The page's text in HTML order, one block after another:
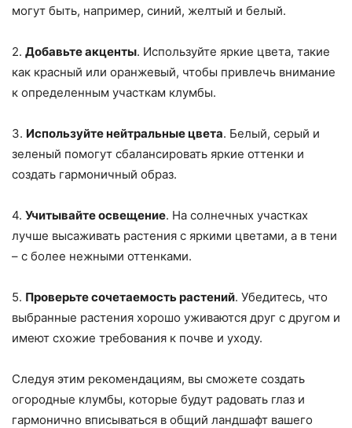
могут быть, например, синий, желтый и белый.
2. Добавьте акценты. Используйте яркие цвета, такие
как красный или оранжевый, чтобы привлечь внимание
к определенным участкам клумбы.
3. Используйте нейтральные цвета. Белый, серый и
зеленый помогут сбалансировать яркие оттенки и
создать гармоничный образ.
4. Учитывайте освещение. На солнечных участках
лучше высаживать растения с яркими цветами, а в тени
– с более нежными оттенками.
5. Проверьте сочетаемость растений. Убедитесь, что
выбранные растения хорошо уживаются друг с другом и
имеют схожие требования к почве и уходу.
Следуя этим рекомендациям, вы сможете создать
огородные клумбы, которые будут радовать глаз и
гармонично вписываться в общий ландшафт вашего